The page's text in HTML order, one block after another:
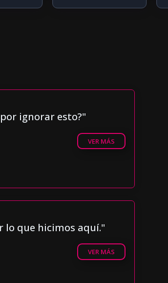
ignorar esto?"
VER MÁS
lo que hicimos aquí."
VER MÁS